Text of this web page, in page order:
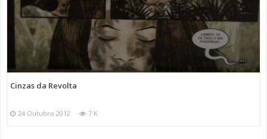
Cinzas da Revolta
24 Outubro 2012 7 K